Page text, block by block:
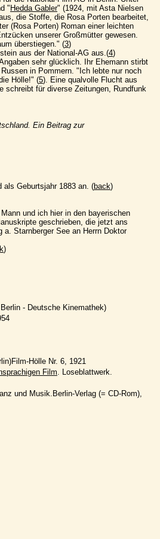
" Hedda Gabler" (1924, mit Asta Nielsen
die Stoffe, die Rosa Porten bearbeitet,
(Rosa Porten) Roman einer leichten
unserer Großmütter gewesen.
überstiegen." (3)
aus der National-AG aus.(4)
sehr glücklich. Ihr Ehemann stirbt
in Pommern. "Ich lebte nur noch
Hölle!" (5). Eine qualvolle Flucht aus
schreibt für diverse Zeitungen, Rundfunk
Ein Beitrag zur
als Geburtsjahr 1883 an. (back)
und ich hier in den bayerischen
geschrieben, die jetzt ans
Starnberger See an Herrn Doktor
)
- Deutsche Kinemathek)
Film-Hölle Nr. 6, 1921
Film . Loseblattwerk.
und Musik.Berlin-Verlag (= CD-Rom),